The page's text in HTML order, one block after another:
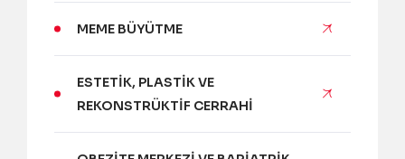
MEME BÜYÜTME
ESTETIK, PLASTIK VE
REKONSTRÜKTIF CERRAHI